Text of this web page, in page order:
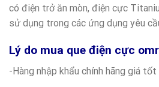
có điện trở ăn mòn, điện cực
sử dụng trong các ứng dụng yêu
Lý do mua que điện cực
-Hàng nhập khẩu chính hãng giá tốt